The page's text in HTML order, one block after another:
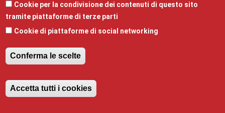
©2025 Palazzo Roccabruna, via Santa Trinità, 24 - 38122
promozione@tn.camcom.it
0461/887101 - Partita Iva: 00262170228
Privacy,Note legali,
Responsabile della protezione dei dati
Amministrazione trasparente
Cookie per la condivisione dei contenuti di questo sito
tramite piattaforme di terze parti
Cookie di piattaforme di social networking
Conferma le scelte
Accetta tutti i cookies